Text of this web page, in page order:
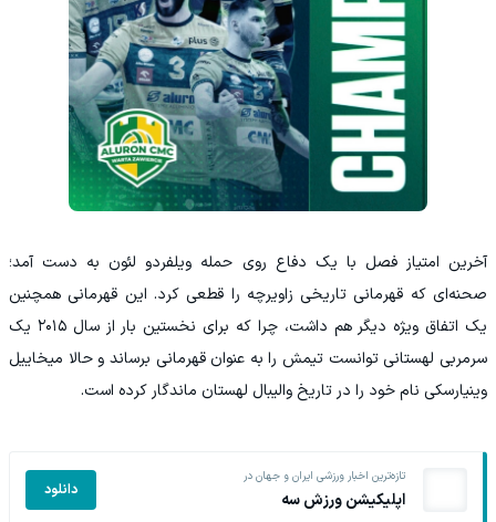
آخرین امتیاز فصل با یک دفاع روی حمله ویلفردو لئون به دست آمد؛
صحنه‌ای که قهرمانی تاریخی زاویرچه را قطعی کرد. این قهرمانی همچنین
یک اتفاق ویژه دیگر هم داشت، چرا که برای نخستین بار از سال ۲۰۱۵ یک
سرمربی لهستانی توانست تیمش را به عنوان قهرمانی برساند و حالا میخاییل
وینیارسکی نام خود را در تاریخ والیبال لهستان ماندگار کرده است.
تازه‌ترین اخبار ورزشی ایران و جهان در
اپلیکیشن ورزش سه دانلود